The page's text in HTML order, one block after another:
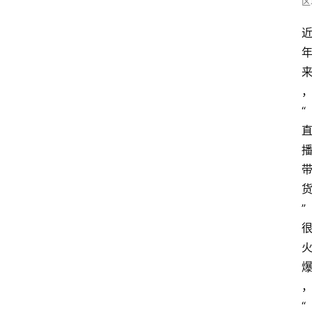
近
年
来
，
“
直
播
带
货
”
很
火
爆
，
“